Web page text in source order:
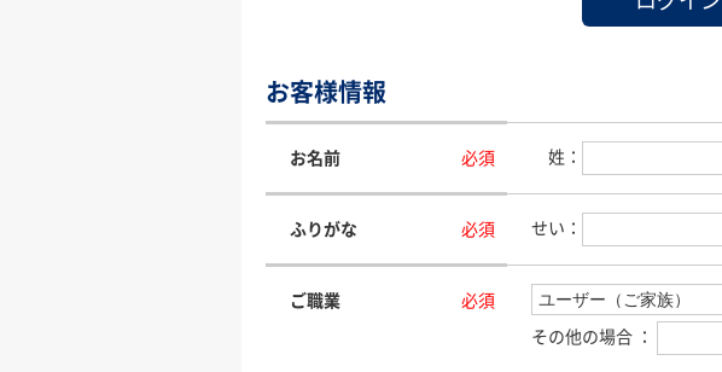
お客様情報
お名前 必須 姓：
ふりがな 必須 せい：
ご職業
必須
その他の場合 ：